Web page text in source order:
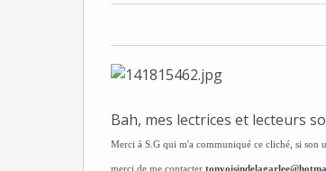
Bah, mes lectrices et lecteurs
Merci à S.G qui m'a communiqué ce cliché, si son
merci de me contacter